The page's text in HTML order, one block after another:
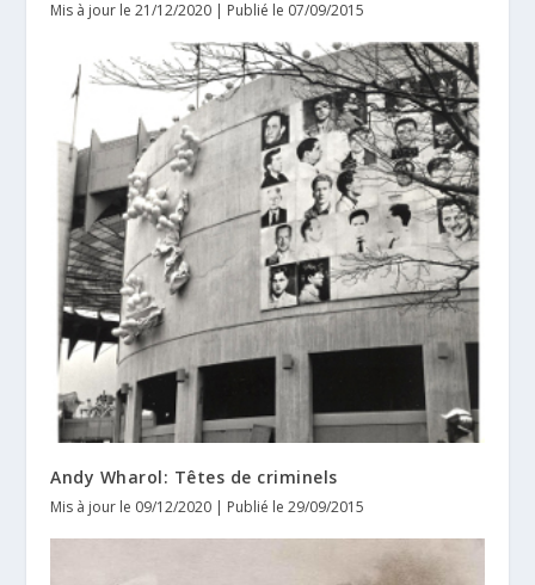
Mis à jour le 21/12/2020 | Publié le 07/09/2015
Andy Wharol: Têtes de criminels
Mis à jour le 09/12/2020 | Publié le 29/09/2015